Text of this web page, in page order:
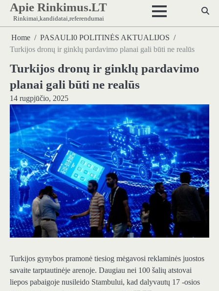
Skip
content
Apie Rinkimus.LT
Rinkimai,kandidatai,referendumai
Home
PASAULI0 POLITINĖS AKTUALIJOS
Turkijos dronų ir ginklų pardavimo planai gali būti ne realūs
Turkijos dronų ir ginklų pardavimo
planai gali būti ne realūs
14 rugpjūčio, 2025
Turkijos gynybos pramonė tiesiog mėgavosi reklaminės juostos
savaite tarptautinėje arenoje. Daugiau nei 100 šalių atstovai
liepos pabaigoje nusileido Stambului, kad dalyvautų 17 -osios